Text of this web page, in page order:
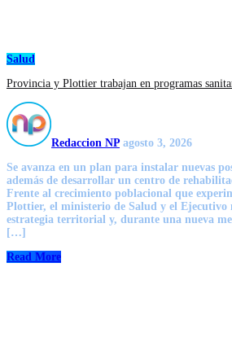
Salud
Provincia y Plottier trabajan en programas
Redaccion NP agosto 3, 2026
Se avanza en un plan para instalar nuevas
además de desarrollar un centro de
Frente al crecimiento poblacional que
Plottier, el ministerio de Salud y el Ejecutivo
estrategia territorial y, durante una nueva
[…]
Read More